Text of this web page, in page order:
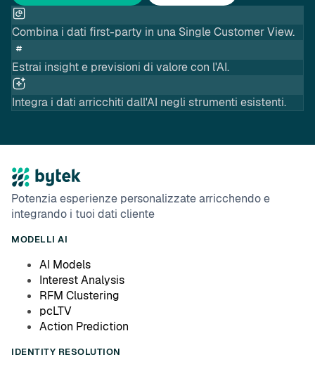
Combina i dati first-party in una Single Customer View.
Estrai insight e previsioni di valore con l'AI.
Integra i dati arricchiti dall'AI negli strumenti esistenti.
Potenzia esperienze personalizzate arricchendo e
integrando i tuoi dati cliente
MODELLI AI
AI Models
Interest Analysis
RFM Clustering
pcLTV
Action Prediction
IDENTITY RESOLUTION